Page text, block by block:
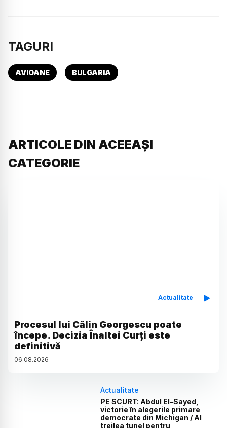
TAGURI
AVIOANE BULGARIA
ARTICOLE DIN ACEEAȘI
CATEGORIE
Actualitate
Procesul lui Călin Georgescu poate
începe. Decizia Înaltei Curți este
definitivă
06.08.2026
Actualitate
PE SCURT: Abdul El-Sayed,
victorie în alegerile primare
democrate din Michigan / Al
treilea tunel pentru